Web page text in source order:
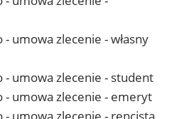
umowa zlecenie - własny
umowa zlecenie - student
umowa zlecenie - emeryt